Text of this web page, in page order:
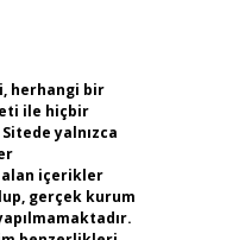
herhangi bir
ile hiçbir
yalnızca
alan içerikler
gerçek kurum